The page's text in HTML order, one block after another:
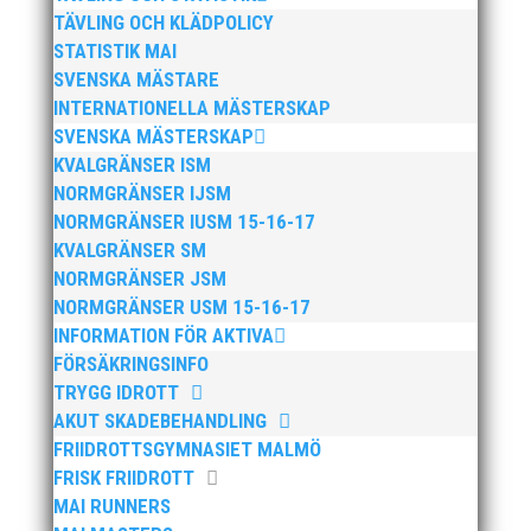
TÄVLING OCH KLÄDPOLICY
STATISTIK MAI
SVENSKA MÄSTARE
INTERNATIONELLA MÄSTERSKAP
SVENSKA MÄSTERSKAP
KVALGRÄNSER ISM
NORMGRÄNSER IJSM
NORMGRÄNSER IUSM 15-16-17
KVALGRÄNSER SM
NORMGRÄNSER JSM
NORMGRÄNSER USM 15-16-17
INFORMATION FÖR AKTIVA
FÖRSÄKRINGSINFO
TRYGG IDROTT
AKUT SKADEBEHANDLING
FRIIDROTTSGYMNASIET MALMÖ
FRISK FRIIDROTT
MAI RUNNERS
Publicerat tidigare
Bilder från Stafett-SM 2026. Foto: Thomas
Leandersson Fler bilder från MAI:s Årsmöte 2026